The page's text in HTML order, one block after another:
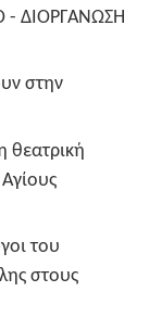
- ΔΙΟΡΓΑΝΩΣΗ
στην
θεατρική
του
στους